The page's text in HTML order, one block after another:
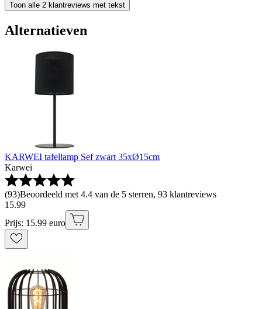
Toon alle 2 klantreviews met tekst
Alternatieven
KARWEI tafellamp Sef zwart 35xØ15cm
Karwei
(93)Beoordeeld met 4.4 van de 5 sterren, 93 klantreviews
15.99
Prijs: 15.99 euro